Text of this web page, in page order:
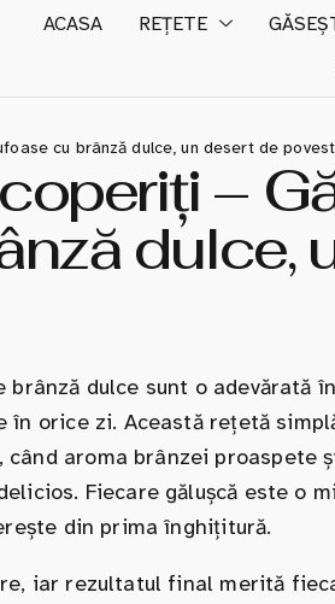
ACASA REȚETE
cu brânză dulce, un desert de
–
dulce,
brânză dulce sunt o adevărată
în orice zi. Această rețetă
aroma brânzei proaspete
Fiecare gălușcă este o
din prima înghițitură.
iar rezultatul final merită